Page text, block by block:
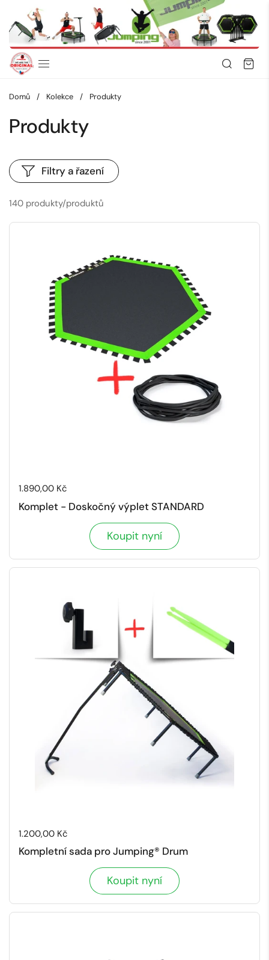
Přeskočit na obsah
Domů / Kolekce / Produkty
Produkty
140 produkty/produktů
Filtry a řazení
Cena:
1.890,00 Kč
Komplet - Doskočný výplet STANDARD
Koupit nyní
Cena:
1.200,00 Kč
Kompletní sada pro Jumping® Drum
Koupit nyní